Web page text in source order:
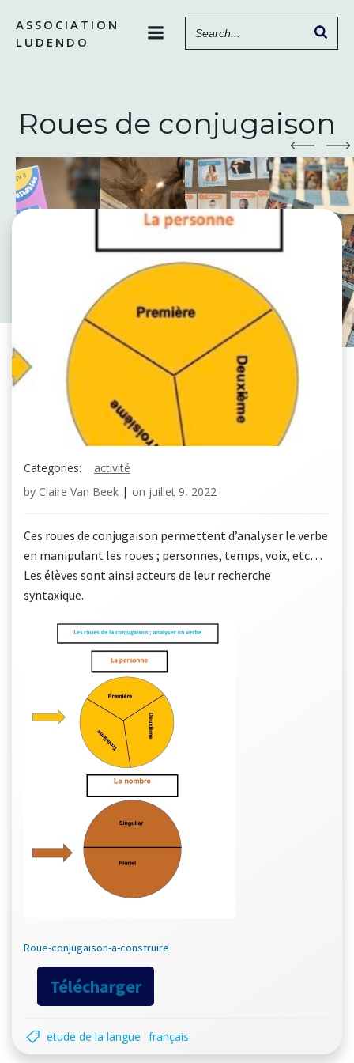
contenu
ASSOCIATION
LUDENDO
Roues de conjugaison
Categories:
activité
by Claire Van Beek | on juillet 9, 2022
Ces roues de conjugaison permettent d’analyser le verbe
en manipulant les roues ; personnes, temps, voix, etc…
Les élèves sont ainsi acteurs de leur recherche
syntaxique.
Roue-conjugaison-a-construire
Télécharger
etude de la langue français